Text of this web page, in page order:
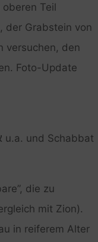
Teil
der Grabstein von
versuchen, den
Foto-Update
u.a. und Schabbat
die zu
mit Zion).
in reiferem Alter